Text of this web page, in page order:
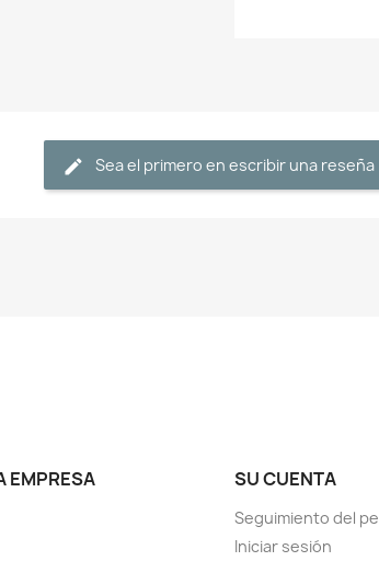
Sea el primero en escribir una reseña
EMPRESA SU CUENTA
Seguimiento del
Iniciar sesión